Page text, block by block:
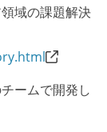
ど
域の課題解決
ームで開発し